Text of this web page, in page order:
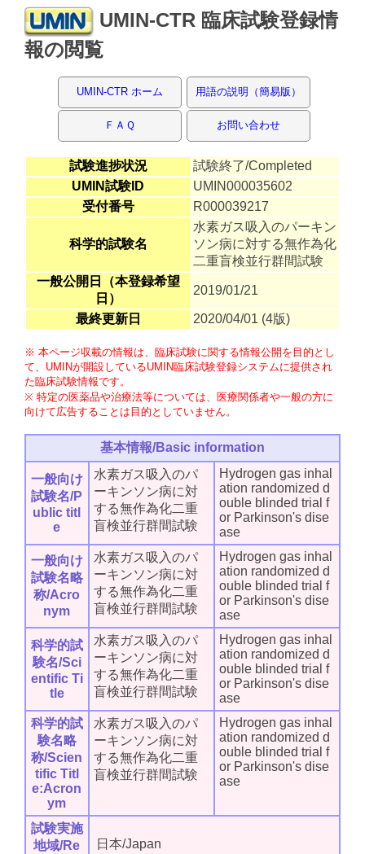
UMIN-CTR 臨床試験登録情
報の閲覧
UMIN-CTR ホーム 用語の説明（簡易版）
ＦＡＱ お問い合わせ
試験進捗状況
試験終了/Completed
UMIN試験ID
UMIN000035602
受付番号
R000039217
科学的試験名
水素ガス吸入のパーキン
ソン病に対する無作為化
二重盲検並行群間試験
一般公開日（本登録希望
日）
2019/01/21
最終更新日 2020/04/01 (4版)
※ 本ページ収載の情報は、臨床試験に関する情報公開を目的とし
て、UMINが開設しているUMIN臨床試験登録システムに提供され
た臨床試験情報です。
※ 特定の医薬品や治療法等については、医療関係者や一般の方に
向けて広告することは目的としていません。
基本情報/Basic information
一般向け
試験名/P
ublic titl
e
水素ガス吸入のパ
ーキンソン病に対
する無作為化二重
盲検並行群間試験
Hydrogen gas inhal
ation randomized d
ouble blinded trial f
or Parkinson's dise
ase
一般向け
試験名略
称/Acro
nym
水素ガス吸入のパ
ーキンソン病に対
する無作為化二重
盲検並行群間試験
Hydrogen gas inhal
ation randomized d
ouble blinded trial f
or Parkinson's dise
ase
科学的試
験名/Sci
entific Ti
tle
水素ガス吸入のパ
ーキンソン病に対
する無作為化二重
盲検並行群間試験
Hydrogen gas inhal
ation randomized d
ouble blinded trial f
or Parkinson's dise
ase
科学的試
験名略
称/Scien
tific Titl
e:Acron
ym
水素ガス吸入のパ
ーキンソン病に対
する無作為化二重
盲検並行群間試験
Hydrogen gas inhal
ation randomized d
ouble blinded trial f
or Parkinson's dise
ase
試験実施
地域/Re
日本/Japan